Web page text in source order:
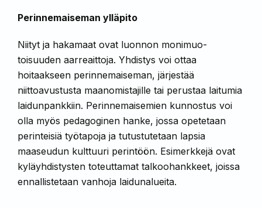
Perinnemaiseman ylläpito
Niityt ja hakamaat ovat luonnon monimuo­
toisuuden aarreaittoja. Yhdistys voi ottaa
hoitaakseen perinnemaiseman, järjestää
niittoavustusta maanomistajille tai perustaa laitumia
laidunpankkiin. Perinnemaisemien kunnostus voi
olla myös pedagoginen han­ke, jossa opetetaan
perinteisiä työtapoja ja tutustutetaan lapsia
maaseudun kulttuuri­ perintöön. Esimerkkejä ovat
kyläyhdistysten toteuttamat talkoohankkeet, joissa
ennallis­tetaan vanhoja laidunalueita.